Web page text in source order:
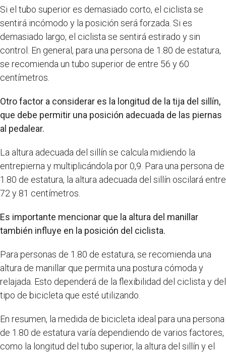
Si el tubo superior es demasiado corto, el ciclista se
sentirá incómodo y la posición será forzada. Si es
demasiado largo, el ciclista se sentirá estirado y sin
control. En general, para una persona de 1.80 de estatura,
se recomienda un tubo superior de entre 56 y 60
centímetros.
Otro factor a considerar es la longitud de la tija del sillín,
que debe permitir una posición adecuada de las piernas
al pedalear.
La altura adecuada del sillín se calcula midiendo la
entrepierna y multiplicándola por 0,9. Para una persona de
1.80 de estatura, la altura adecuada del sillín oscilará entre
72 y 81 centímetros.
Es importante mencionar que la altura del manillar
también influye en la posición del ciclista.
Para personas de 1.80 de estatura, se recomienda una
altura de manillar que permita una postura cómoda y
relajada. Esto dependerá de la flexibilidad del ciclista y del
tipo de bicicleta que esté utilizando.
En resumen, la medida de bicicleta ideal para una persona
de 1.80 de estatura varía dependiendo de varios factores,
como la longitud del tubo superior, la altura del sillín y el